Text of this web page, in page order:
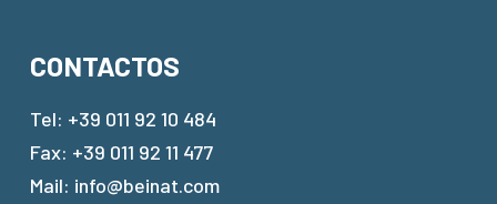
CONTACTOS
Tel: +39 011 92 10 484
Fax: +39 011 92 11 477
Mail: info@beinat.com